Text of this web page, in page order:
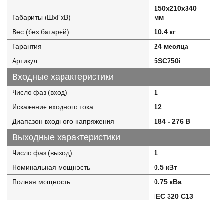
Габариты (ШхГхВ)
150x210x340
мм
Вес (без батарей)
10.4 кг
Гарантия
24 месяца
Артикул
5SC750i
Входные характеристики
Число фаз (вход)
1
Искажение входного тока
12
Диапазон входного напряжения
184 - 276 В
Выходные характеристики
Число фаз (выход)
1
Номинальная мощность
0.5 кВт
Полная мощность
0.75 кВа
IEC 320 C13